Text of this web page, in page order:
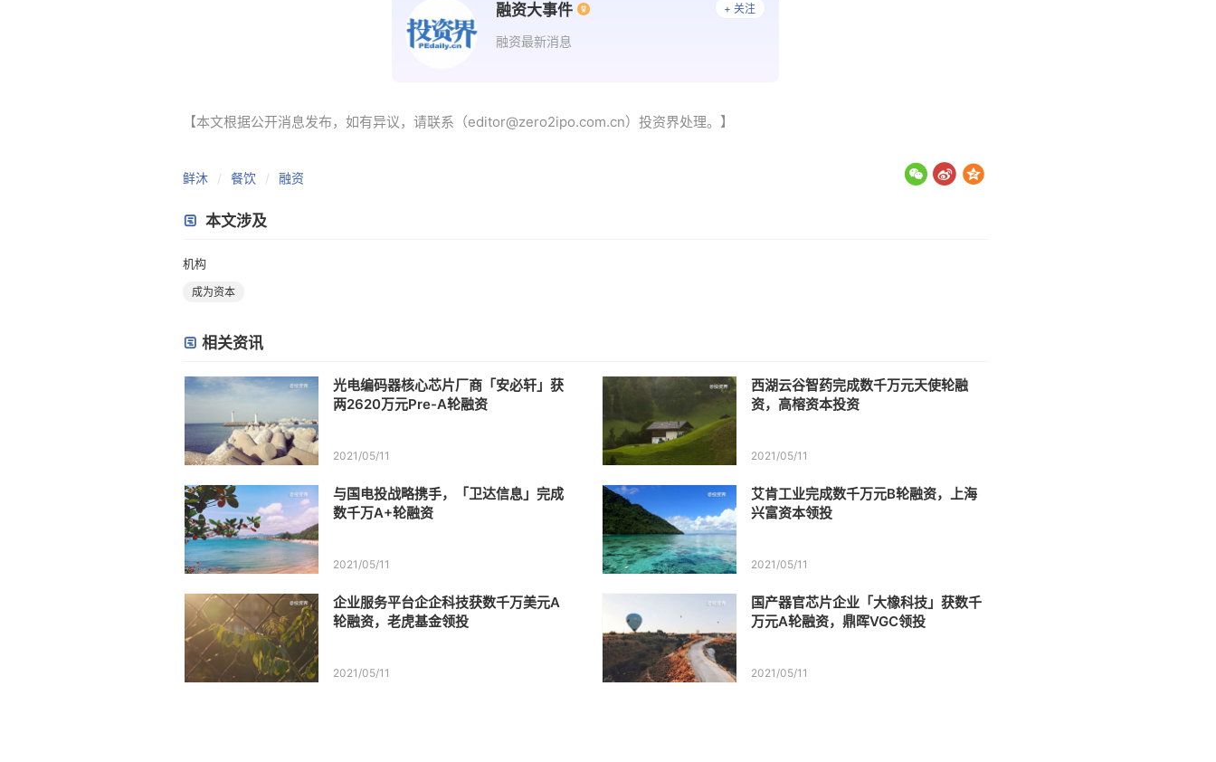
融资大事件
融资最新消息
+ 关注
【本文根据公开消息发布，如有异议，请联系（editor@zero2ipo.com.cn）投资界处理。】
鲜沐 餐饮 融资
本文涉及
机构
成为资本
相关资讯
光电编码器核心芯片厂商「安必轩」获
两2620万元Pre-A轮融资
2021/05/11
西湖云谷智药完成数千万元天使轮融
资，高榕资本投资
2021/05/11
与国电投战略携手，「卫达信息」完成
数千万A+轮融资
2021/05/11
艾肯工业完成数千万元B轮融资，上海
兴富资本领投
2021/05/11
企业服务平台企企科技获数千万美元A
轮融资，老虎基金领投
2021/05/11
国产器官芯片企业「大橡科技」获数千
万元A轮融资，鼎晖VGC领投
2021/05/11